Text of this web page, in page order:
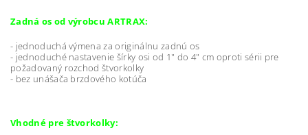
Zadná os od výrobcu ARTRAX:
- jednoduchá výmena za originálnu zadnú os
- jednoduché nastavenie šírky osi od 1" do 4" cm oproti sérii pre
požadovaný rozchod štvorkolky
- bez unášača brzdového kotúča
Vhodné pre štvorkolky: